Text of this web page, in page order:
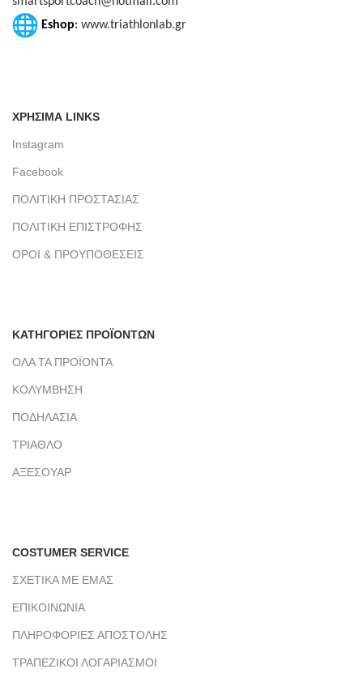
Eshop: www.triathlonlab.gr
ΧΡΗΣΙΜΑ LINKS
Instagram
Facebook
ΠΟΛΙΤΙΚΗ ΠΡΟΣΤΑΣΙΑΣ
ΠΟΛΙΤΙΚΗ ΕΠΙΣΤΡΟΦΗΣ
ΟΡΟΙ & ΠΡΟΥΠΟΘΕΣΕΙΣ
ΚΑΤΗΓΟΡΙΕΣ ΠΡΟΪΟΝΤΩΝ
ΟΛΑ ΤΑ ΠΡΟΪΟΝΤΑ
ΚΟΛΥΜΒΗΣΗ
ΠΟΔΗΛΑΣΙΑ
ΤΡΙΑΘΛΟ
ΑΞΕΣΟΥΑΡ
COSTUMER SERVICE
ΣΧΕΤΙΚΑ ΜΕ ΕΜΑΣ
ΕΠΙΚΟΙΝΩΝΙΑ
ΠΛΗΡΟΦΟΡΙΕΣ ΑΠΟΣΤΟΛΗΣ
ΤΡΑΠΕΖΙΚΟΙ ΛΟΓΑΡΙΑΣΜΟΙ